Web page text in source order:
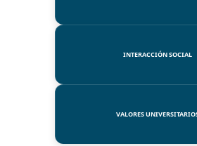
INTERACCIÓN SOCIAL
VALORES